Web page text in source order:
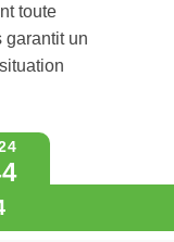
toute
garantit un